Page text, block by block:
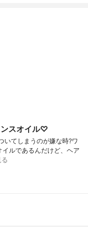
ンスオイル♡
いてしまうのが嫌な時?ワ
ルであるんだけど、ヘア